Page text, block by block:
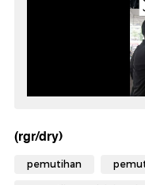
(rgr/dry)
pemutihan